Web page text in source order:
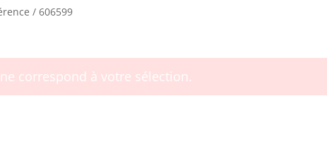
/ 606599
correspond à votre sélection.